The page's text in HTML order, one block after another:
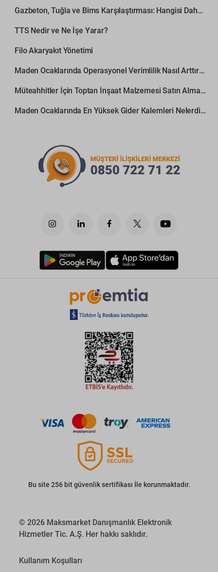
Gazbeton, Tuğla ve Bims Karşılaştırması: Hangisi Daha Avantajlı?
TTS Nedir ve Ne İşe Yarar?
Filo Akaryakıt Yönetimi
Maden Ocaklarında Operasyonel Verimlilik Nasıl Arttırılır?
Müteahhitler İçin Toptan İnşaat Malzemesi Satın Alma Rehberi
Maden Ocaklarında En Yüksek Gider Kalemleri Nelerdir?
Bu site 256 bit güvenlik sertifikası İle korunmaktadır.
© 2026 Maksmarket Danışmanlık Elektronik
Hizmetler Tic. A.Ş. Her hakkı saklıdır.
Kullanım Koşulları